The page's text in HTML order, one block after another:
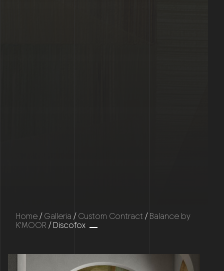
Home/Galleria /Custom Contract /Balance by
K'MOOR / Discofox